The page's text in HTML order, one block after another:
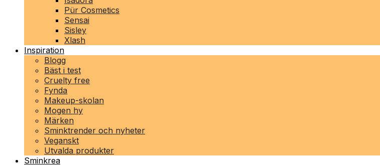
Pür Cosmetics
Sensai
Sisley
Xlash
Inspiration
Blogg
Bäst i test
Cruelty free
Fynda
Makeup-skolan
Mogen hy
Märken
Sminktrender och nyheter
Veganskt
Utvalda produkter
Sminkrea